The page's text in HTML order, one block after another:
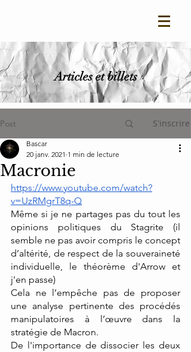
Articles et billets
Post S'inscrire
Macronie
Bascar
20 janv. 2021 1 min de lecture
https://www.youtube.com/watch?
v=UzRMgrT8q-Q
Même si je ne partages pas du tout les
opinions politiques du Stagrite (il
semble ne pas avoir compris le concept
d’altérité, de respect de la souveraineté
individuelle, le théorème d'Arrow et
j'en passe)
Cela ne l’empêche pas de proposer
une analyse pertinente des procédés
manipulatoires à l’œuvre dans la
stratégie de Macron.
De l'importance de dissocier les deux